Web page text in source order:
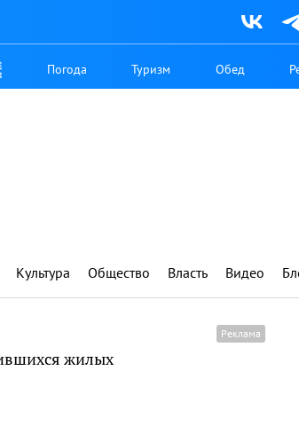
Погода Туризм Обед
Культура Общество Власть Видео
жилых